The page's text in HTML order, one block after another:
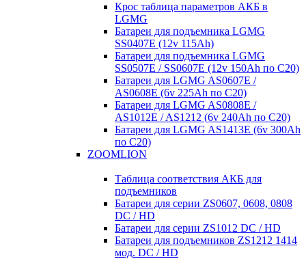
Крос таблица параметров АКБ в
LGMG
Батареи для подъемника LGMG
SS0407E (12v 115Ah)
Батареи для подъемника LGMG
SS0507E / SS0607E (12v 150Ah по С20)
Батареи для LGMG AS0607E /
AS0608E (6v 225Ah по С20)
Батареи для LGMG AS0808E /
AS1012E / AS1212 (6v 240Ah по С20)
Батареи для LGMG AS1413E (6v 300Ah
по С20)
ZOOMLION
Таблица соответствия АКБ для
подъемников
Батареи для серии ZS0607, 0608, 0808
DC / HD
Батареи для серии ZS1012 DC / HD
Батареи для подъемников ZS1212 1414
мод. DC / HD